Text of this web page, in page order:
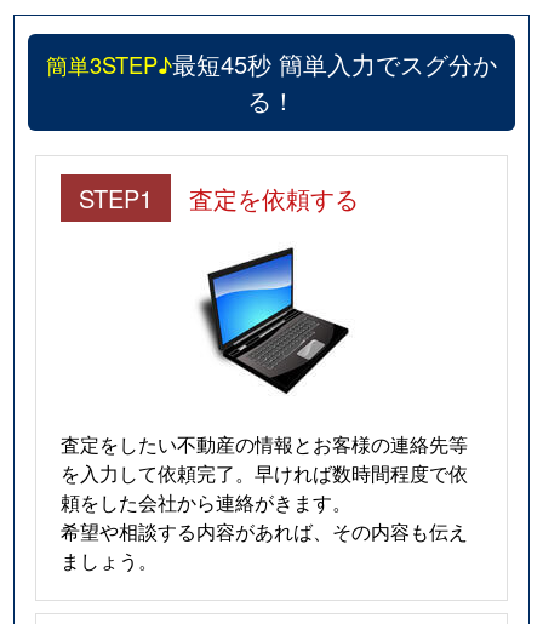
簡単3STEP♪最短45秒 簡単入力でスグ分か
る！
STEP1 査定を依頼する
査定をしたい不動産の情報とお客様の連絡先等
を入力して依頼完了。早ければ数時間程度で依
頼をした会社から連絡がきます。
希望や相談する内容があれば、その内容も伝え
ましょう。